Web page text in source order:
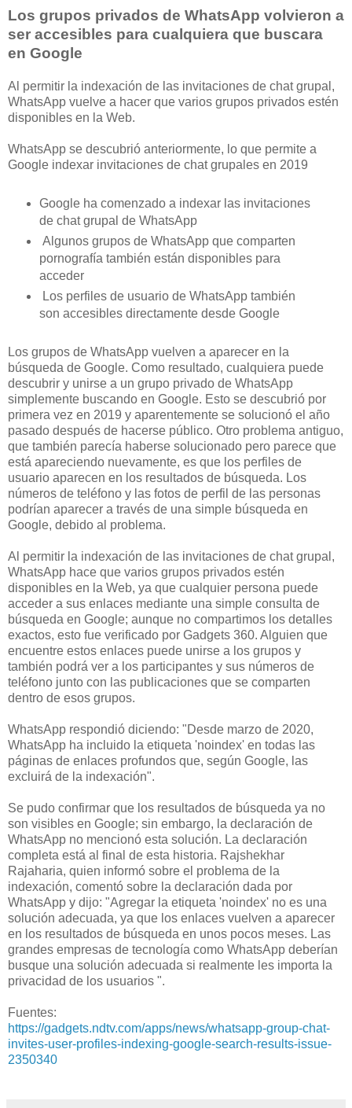
Los grupos privados de WhatsApp volvieron a
ser accesibles para cualquiera que buscara
en Google
Al permitir la indexación de las invitaciones de chat grupal,
WhatsApp vuelve a hacer que varios grupos privados estén
disponibles en la Web.
WhatsApp se descubrió anteriormente, lo que permite a
Google indexar invitaciones de chat grupales en 2019
Google ha comenzado a indexar las invitaciones
de chat grupal de WhatsApp
Algunos grupos de WhatsApp que comparten
pornografía también están disponibles para
acceder
Los perfiles de usuario de WhatsApp también
son accesibles directamente desde Google
Los grupos de WhatsApp vuelven a aparecer en la
búsqueda de Google. Como resultado, cualquiera puede
descubrir y unirse a un grupo privado de WhatsApp
simplemente buscando en Google. Esto se descubrió por
primera vez en 2019 y aparentemente se solucionó el año
pasado después de hacerse público. Otro problema antiguo,
que también parecía haberse solucionado pero parece que
está apareciendo nuevamente, es que los perfiles de
usuario aparecen en los resultados de búsqueda. Los
números de teléfono y las fotos de perfil de las personas
podrían aparecer a través de una simple búsqueda en
Google, debido al problema.
Al permitir la indexación de las invitaciones de chat grupal,
WhatsApp hace que varios grupos privados estén
disponibles en la Web, ya que cualquier persona puede
acceder a sus enlaces mediante una simple consulta de
búsqueda en Google; aunque no compartimos los detalles
exactos, esto fue verificado por Gadgets 360. Alguien que
encuentre estos enlaces puede unirse a los grupos y
también podrá ver a los participantes y sus números de
teléfono junto con las publicaciones que se comparten
dentro de esos grupos.
WhatsApp respondió diciendo: "Desde marzo de 2020,
WhatsApp ha incluido la etiqueta 'noindex' en todas las
páginas de enlaces profundos que, según Google, las
excluirá de la indexación".
Se pudo confirmar que los resultados de búsqueda ya no
son visibles en Google; sin embargo, la declaración de
WhatsApp no ​​mencionó esta solución. La declaración
completa está al final de esta historia. Rajshekhar
Rajaharia, quien informó sobre el problema de la
indexación, comentó sobre la declaración dada por
WhatsApp y dijo: "Agregar la etiqueta 'noindex' no es una
solución adecuada, ya que los enlaces vuelven a aparecer
en los resultados de búsqueda en unos pocos meses. Las
grandes empresas de tecnología como WhatsApp deberían
busque una solución adecuada si realmente les importa la
privacidad de los usuarios ".
Fuentes:
https://gadgets.ndtv.com/apps/news/whatsapp-group-chat-
invites-user-profiles-indexing-google-search-results-issue-
2350340